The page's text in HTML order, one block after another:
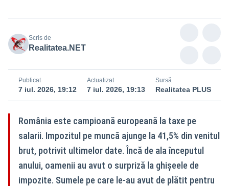
Scris de
Realitatea.NET
Publicat
7 iul. 2026, 19:12
Actualizat
7 iul. 2026, 19:13
Sursă
Realitatea PLUS
România este campioană europeană la taxe pe
salarii. Impozitul pe muncă ajunge la 41,5% din venitul
brut, potrivit ultimelor date. Încă de ala începutul
anului, oamenii au avut o surpriză la ghișeele de
impozite. Sumele pe care le-au avut de plătit pentru